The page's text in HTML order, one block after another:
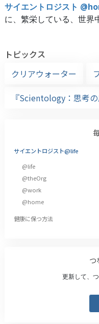
サイエントロジスト
に、繁栄している、世界
トピックス
クリアウォーター
『Scientology：思考の
サイエントロジスト@life
@life
@theOrg
@work
@home
健康に保つ方法
つ
更新して、